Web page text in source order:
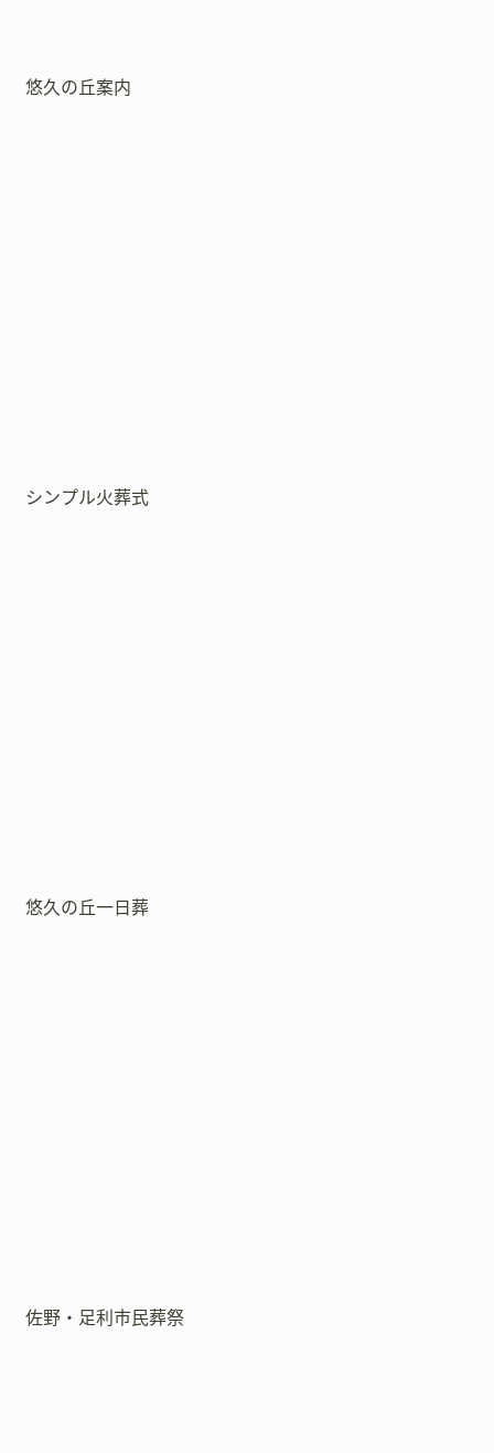
悠久の丘案内
シンプル火葬式
悠久の丘一日葬
佐野・足利市民葬祭